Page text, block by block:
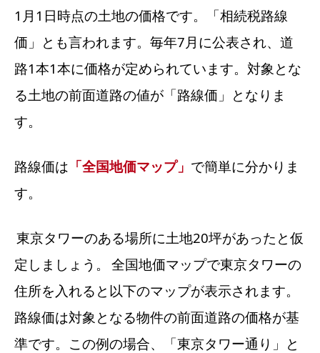
1月1日時点の土地の価格です。「相続税路線
価」とも言われます。毎年7月に公表され、道
路1本1本に価格が定められています。対象とな
る土地の前面道路の値が「路線価」となりま
す。
路線価は 「全国地価マップ」 で簡単に分かりま
す。
東京タワーのある場所に土地20坪があったと仮
定しましょう。
全国地価マップで東京タワーの
住所を入れると以下のマップが表示されます。
路線価は対象となる物件の前面道路の価格が基
準です。この例の場合、「東京タワー通り」と